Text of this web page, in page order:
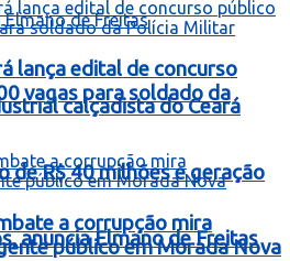
calçadista do Ceará
de R$ 40 milhões e geração
anuncia Elmano de Freitas
lança edital de concurso
vagas para soldado da
a corrupção mira
público em Morada Nova